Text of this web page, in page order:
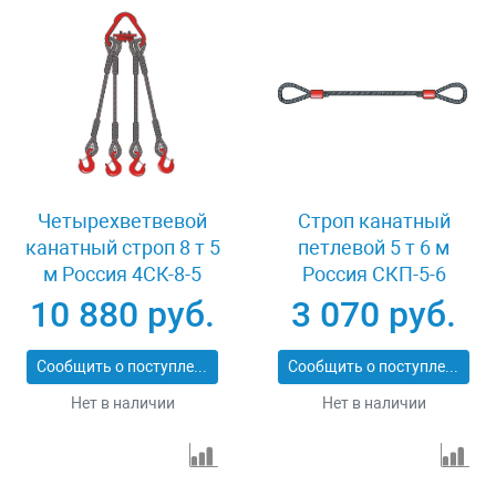
Четырехветвевой
канатный строп 8 т 5
м Россия 4СК-8-5
10 880 руб.
Сообщить о поступлении
Нет в наличии
Строп канатный
петлевой 5 т 6 м
Россия СКП-5-6
3 070 руб.
Сообщить о поступлении
Нет в наличии